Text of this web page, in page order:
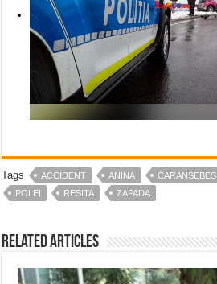
Tags ACCIDENT ANINA CARANSEBES
POLEI
RESITA ZAPADA
Related Articles